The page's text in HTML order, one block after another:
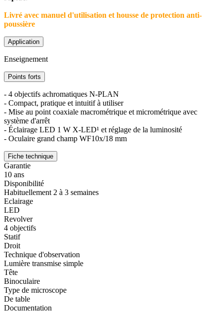
Livré avec manuel d'utilisation et housse de protection anti-
poussière
Application
Enseignement
Points forts
- 4 objectifs achromatiques N-PLAN
- Compact, pratique et intuitif à utiliser
- Mise au point coaxiale macrométrique et micrométrique avec
système d'arrêt
- Éclairage LED 1 W X-LED¹ et réglage de la luminosité
- Oculaire grand champ WF10x/18 mm
Fiche technique
Garantie
10 ans
Disponibilité
Habituellement 2 à 3 semaines
Eclairage
LED
Revolver
4 objectifs
Statif
Droit
Technique d'observation
Lumière transmise simple
Tête
Binoculaire
Type de microscope
De table
Documentation